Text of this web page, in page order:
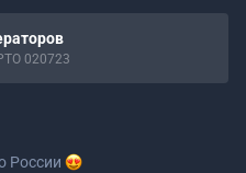
020723
России